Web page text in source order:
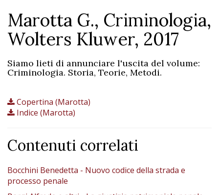
Marotta G., Criminologia,
Wolters Kluwer, 2017
Siamo lieti di annunciare l'uscita del volume:
Criminologia. Storia, Teorie, Metodi.
Copertina (Marotta)
Indice (Marotta)
Contenuti correlati
Bocchini Benedetta - Nuovo codice della strada e
processo penale